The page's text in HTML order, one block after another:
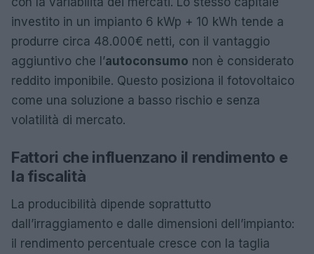
investito in un impianto 6 kWp + 10 kWh tende a
produrre circa 48.000€ netti, con il vantaggio
aggiuntivo che l’autoconsumo non è considerato
reddito imponibile. Questo posiziona il fotovoltaico
come una soluzione a basso rischio e senza
volatilità di mercato.
Fattori che influenzano il rendimento e
la fiscalità
La producibilità dipende soprattutto
dall’irraggiamento e dalle dimensioni dell’impianto:
il rendimento percentuale cresce con la taglia